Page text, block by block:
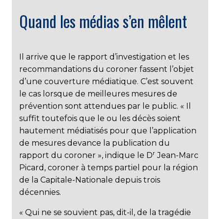
Quand les médias s’en mêlent
Il arrive que le rapport d’investigation et les
recommandations du coroner fassent l’objet
d’une couverture médiatique. C’est souvent
le cas lorsque de meilleures mesures de
prévention sont attendues par le public. « Il
suffit toutefois que le ou les décès soient
hautement médiatisés pour que l’application
de mesures devance la publication du
rapport du coroner », indique le Dr Jean-Marc
Picard, coroner à temps partiel pour la région
de la Capitale-Nationale depuis trois
décennies.
« Qui ne se souvient pas, dit-il, de la tragédie